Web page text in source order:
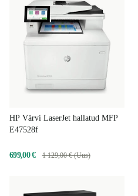
HP Värvi LaserJet hallatud MFP
E47528f
699,00 € 1 129,00 € (Uus)